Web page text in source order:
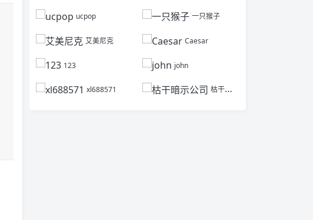
ucpop 一只猴子
艾美尼克 Caesar
123 john
xl688571 枯干暗示公司